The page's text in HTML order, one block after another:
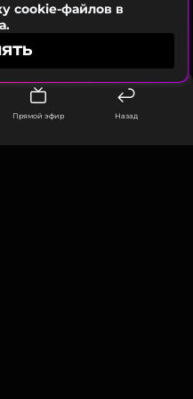
Прямой эфир Назад
cookie-файлов в